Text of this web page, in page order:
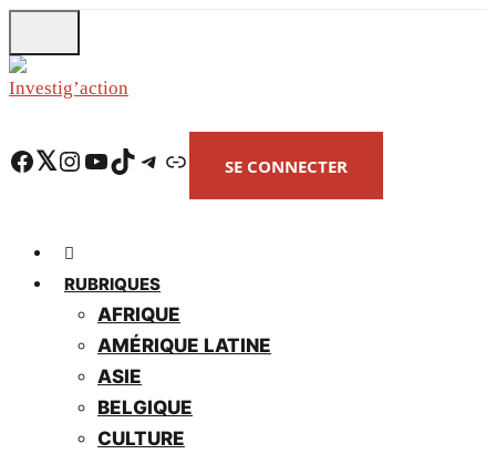
to
main
Facebook Twitter Instagram YouTube TikTok Telegram Lien SE CONNECTER
RUBRIQUES
AFRIQUE
AMÉRIQUE LATINE
ASIE
BELGIQUE
CULTURE